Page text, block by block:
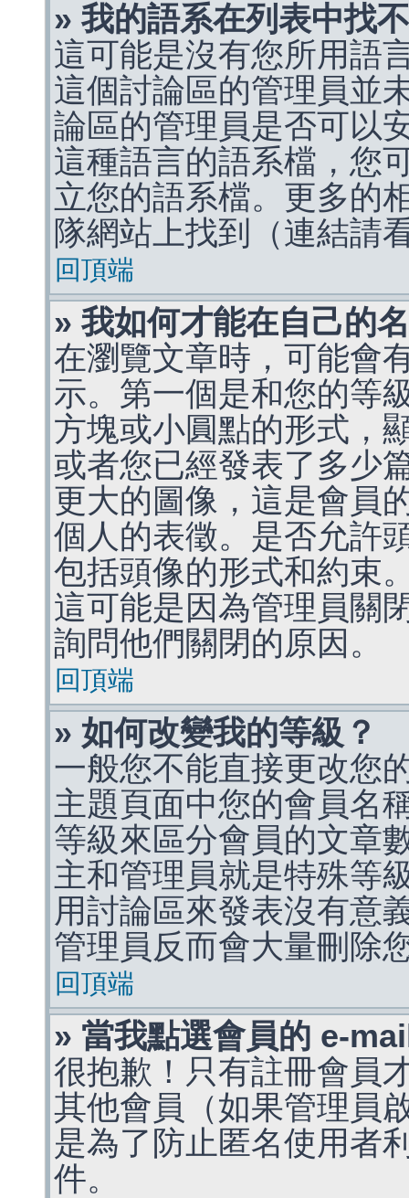
» 我的語系在列表中找
這可能是沒有您所用語
這個討論區的管理員並
論區的管理員是否可以
這種語言的語系檔，您
立您的語系檔。更多的
隊網站上找到（連結請
回頂端
» 我如何才能在自己的
在瀏覽文章時，可能會
示。第一個是和您的等
方塊或小圓點的形式，
或者您已經發表了多少
更大的圖像，這是會員
個人的表徵。是否允許
包括頭像的形式和約束
這可能是因為管理員關
詢問他們關閉的原因。
回頂端
» 如何改變我的等級？
一般您不能直接更改您
主題頁面中您的會員名
等級來區分會員的文章
主和管理員就是特殊等
用討論區來發表沒有意
管理員反而會大量刪除
回頂端
» 當我點選會員的 e-
很抱歉！只有註冊會員
其他會員（如果管理員
是為了防止匿名使用者
件。